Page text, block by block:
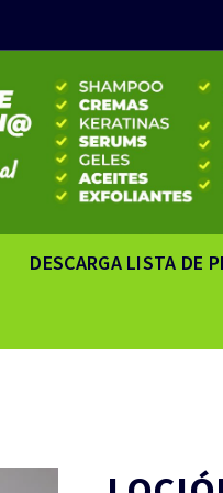
DESCARGA LISTA DE